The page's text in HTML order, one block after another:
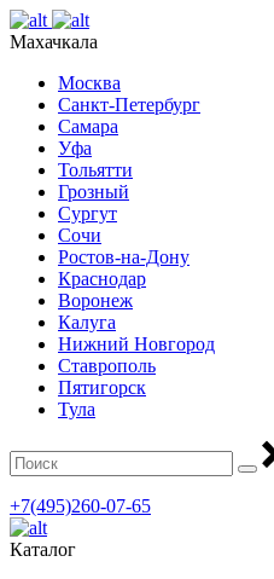
Махачкала
Москва
Санкт-Петербург
Самара
Уфа
Тольятти
Грозный
Сургут
Сочи
Ростов-на-Дону
Краснодар
Воронеж
Калуга
Нижний Новгород
Ставрополь
Пятигорск
Тула
+7(495)260-07-65
Каталог